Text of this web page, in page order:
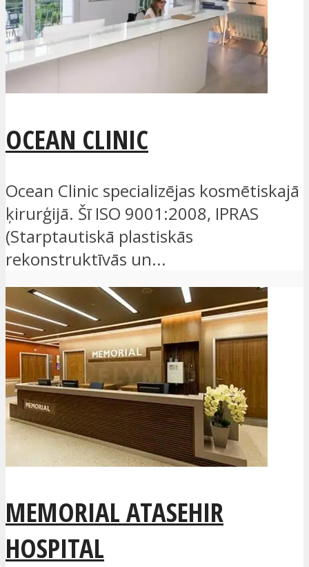
OCEAN CLINIC
Ocean Clinic specializējas kosmētiskajā
ķirurģijā. Šī ISO 9001:2008, IPRAS
(Starptautiskā plastiskās
rekonstruktīvās un...
MEMORIAL ATASEHIR
HOSPITAL